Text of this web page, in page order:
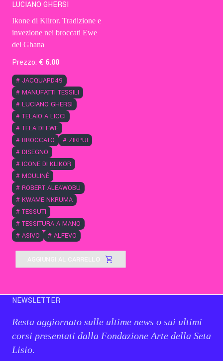
LUCIANO GHERSI
Ikone di Kliror. Tradizione e
invezione nei broccati Ewe
del Ghana
Prezzo: € 6.00
# JACQUARD49
# MANUFATTI TESSILI
# LUCIANO GHERSI
# TELAIO A LICCI
# TELA DI EWE
# BROCCATO # ZIKPUI
# DISEGNO
# ICONE DI KLIKOR
# MOULINÈ
# ROBERT ALEAWOBU
# KWAME NKRUMA
# TESSUTI
# TESSITURA A MANO
# ASIVO # ALFEVO
AGGIUNGI AL CARRELLO
NEWSLETTER
Resta aggiornato sulle ultime news o sui ultimi
corsi presentati dalla Fondazione Arte della Seta
Lisio.